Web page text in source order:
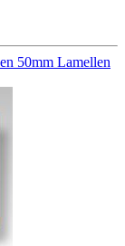
50mm Lamellen